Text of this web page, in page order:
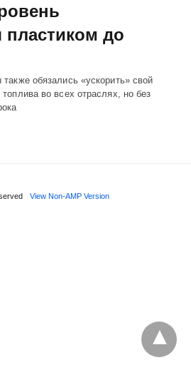
пластиком до
обязались «ускорить» свой
во всех отраслях, но без
View Non-AMP Version